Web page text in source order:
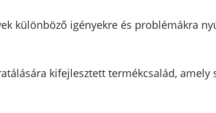
különböző igényekre és problémákra
kifejlesztett termékcsalád,